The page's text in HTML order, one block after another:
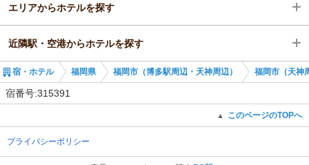
福岡県
福岡市（博多駅周辺・天神周辺）
福岡市（天神周辺・百道浜）
エリアからホテルを探す
福岡県
福岡市（博多駅周辺・天神周辺）
近隣駅・空港からホテルを探す
筑前前原駅
宿・ホテル 福岡県 福岡市（博多駅周辺・天神周辺） 福岡市（天神
宿番号:315391
▲ このページのTOPへ
プライバシーポリシー